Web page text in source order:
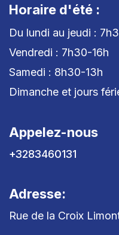
Horaire d'été :
Du lundi au jeudi :
Vendredi :
Samedi : 8h30-13h
Dimanche et jours
Appelez-nous
+3283460131
Adresse:
Rue de la Croix